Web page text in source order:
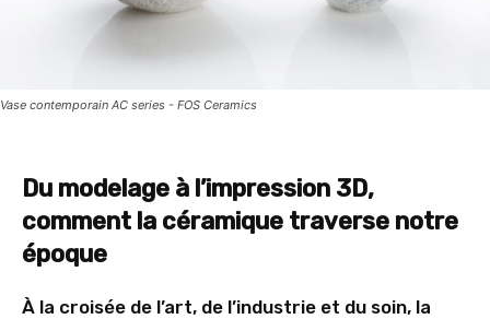
Vase contemporain AC series - FOS Ceramics
Du modelage à l’impression 3D,
comment la céramique traverse notre
époque
À la croisée de l’art, de l’industrie et du soin, la